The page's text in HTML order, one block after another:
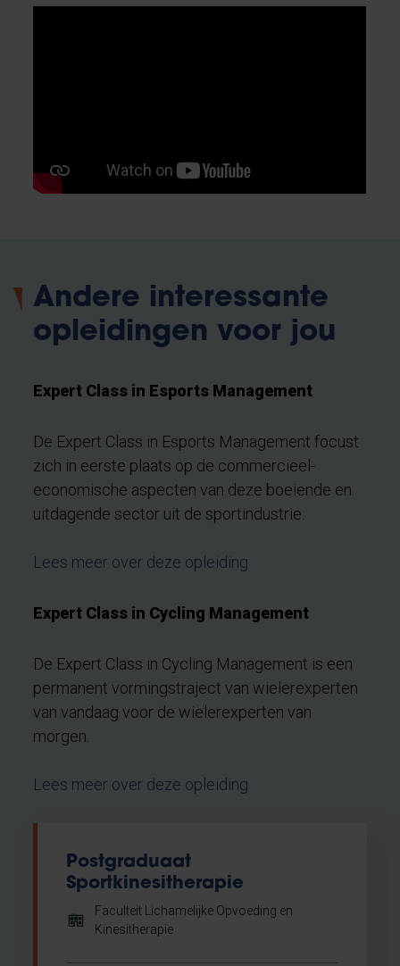
Andere interessante
opleidingen voor jou
Expert Class in Esports Management
De Expert Class in Esports Management focust
zich in eerste plaats op de commercieel-
economische aspecten van deze boeiende en
uitdagende sector uit de sportindustrie.
Lees meer over deze opleiding
Expert Class in Cycling Management
De Expert Class in Cycling Management is een
permanent vormingstraject van wielerexperten
van vandaag voor de wielerexperten van
morgen.
Lees meer over deze opleiding
Postgraduaat
Sportkinesitherapie
Faculteit Lichamelijke Opvoeding en
Kinesitherapie